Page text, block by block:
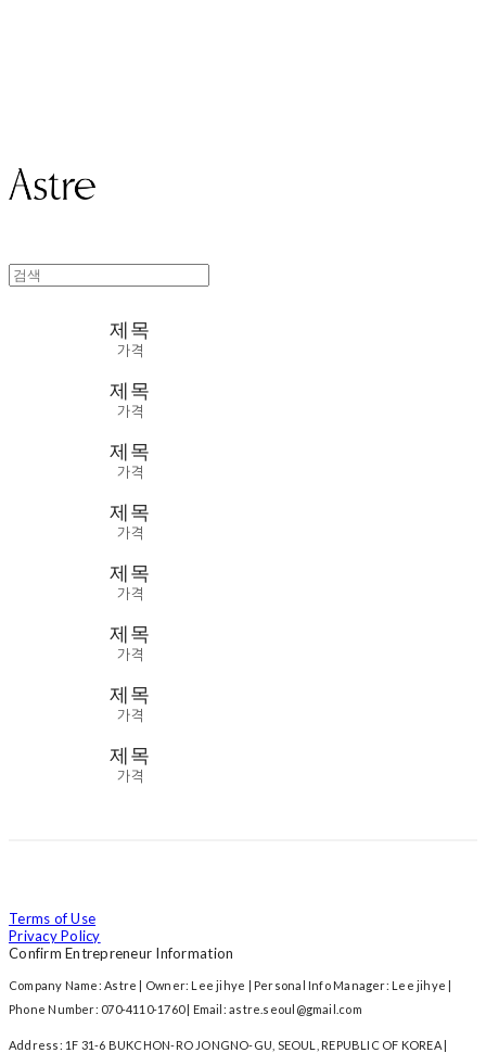
제목
가격
제목
가격
제목
가격
제목
가격
제목
가격
제목
가격
제목
가격
제목
가격
Terms of Use
Privacy Policy
Confirm Entrepreneur Information
Company Name: Astre | Owner: Lee jihye | Personal Info Manager: Lee jihye |
Phone Number: 070-4110-1760 | Email: astre.seoul@gmail.com
Address: 1F 31-6 BUKCHON-RO JONGNO-GU, SEOUL, REPUBLIC OF KOREA |